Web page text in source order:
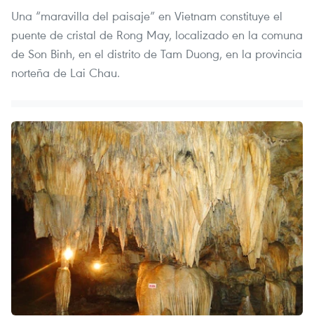
Una “maravilla del paisaje” en Vietnam constituye el
puente de cristal de Rong May, localizado en la comuna
de Son Binh, en el distrito de Tam Duong, en la provincia
norteña de Lai Chau.